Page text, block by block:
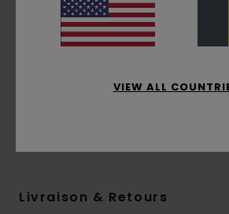
le dos
En raison de la technique
différer de la photo
Livraison & Retours
VIEW ALL